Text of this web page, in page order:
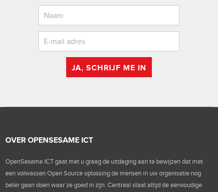
JA, SCHRIJF ME IN
OVER OPENSESAME ICT
OpenSesame ICT gaat met u graag de uitdaging aan te bewijzen dat met
een volwassen Open Source oplossing de mensen in uw organisatie nog
beter gaan doen waar ze goed in zijn. Centraal staat altijd de eenvoudige